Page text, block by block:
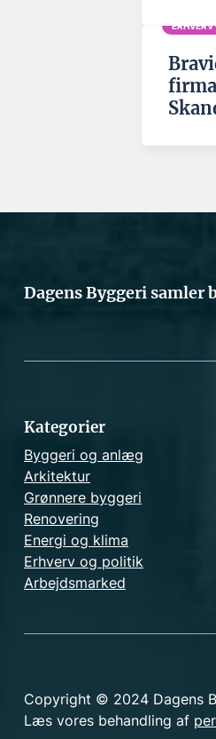
Dagens Byggeri samler
Kategorier
Byggeri og anlæg
Arkitektur
Grønnere byggeri
Renovering
Energi og klima
Erhverv og politik
Arbejdsmarked
Copyright © 2024 Dagens
Læs vores behandling af